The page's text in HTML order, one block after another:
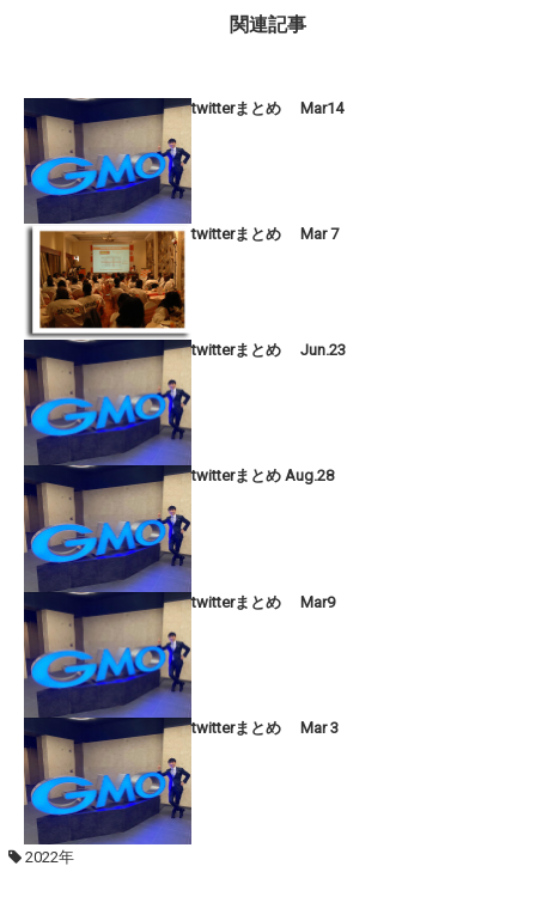
関連記事
twitterまとめ Mar14
twitterまとめ Mar 7
twitterまとめ Jun.23
twitterまとめ Aug.28
twitterまとめ Mar9
twitterまとめ Mar 3
2022年